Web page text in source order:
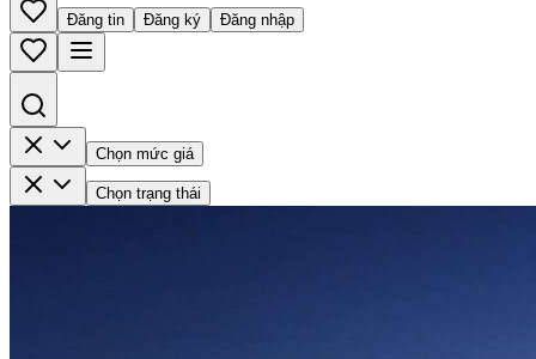
Đăng tin Đăng ký Đăng nhập
Chọn mức giá
Chọn trạng thái